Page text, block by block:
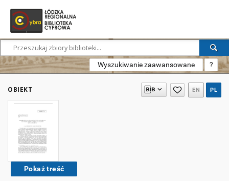
Wyszukiwanie zaawansowane ?
OBIEKT EN PL
Pokaż treść